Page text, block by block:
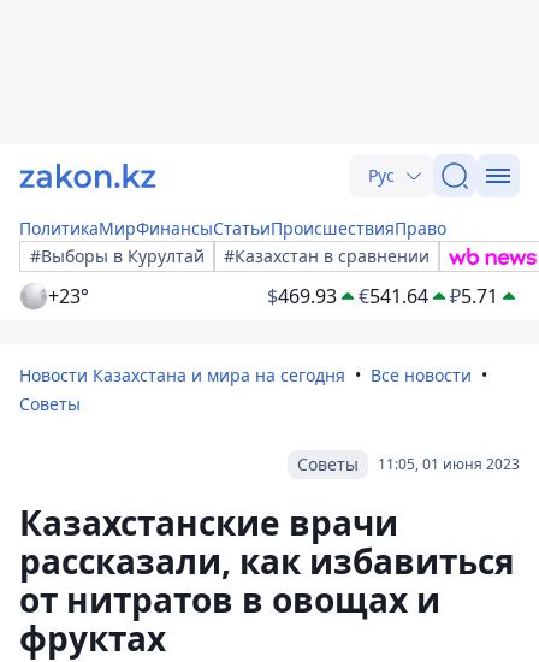
Рус
ПолитикаМирФинансыСтатьиПроисшествияПраво
#Выборы в Курултай
#Казахстан в сравнении
+23° $469.93 €541.64 ₽5.71
Новости Казахстана и мира на сегодня
Все новости
Советы
11:05, 01 июня 2023
Советы
Казахстанские врачи
рассказали, как избавиться
от нитратов в овощах и
фруктах